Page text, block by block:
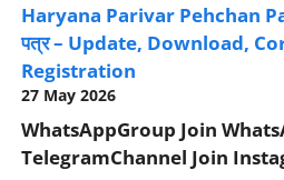
Haryana Parivar Pehchan
पत्र – Update, Download,
Registration
27 May 2026
WhatsAppGroup Join
TelegramChannel Join